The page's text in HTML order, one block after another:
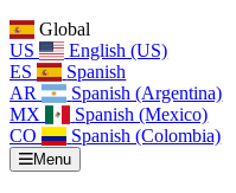
Global
US
English (US)
ES
Spanish
AR
Spanish (Argentina)
MX
Spanish (Mexico)
CO
Spanish (Colombia)
Menu